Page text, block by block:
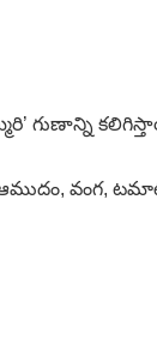
గుణాన్ని
ఆముదం, వంగ,